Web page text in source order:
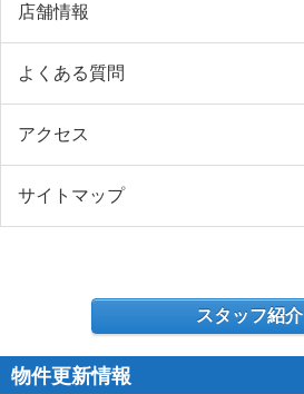
店舗情報
よくある質問
アクセス
サイトマップ
スタッフ紹介
物件更新情報